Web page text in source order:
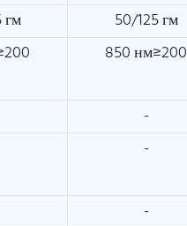
гм 50/125 гм
850 нм≥200
-
-
-